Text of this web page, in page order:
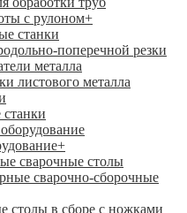
с рулоном+
станки
поперечной резки
металла
листового металла
станки
+
сварочные столы
сварочно-сборочные
столы в сборе с ножками